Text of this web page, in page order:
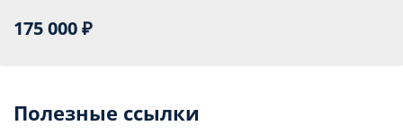
175 000 ₽
Полезные ссылки